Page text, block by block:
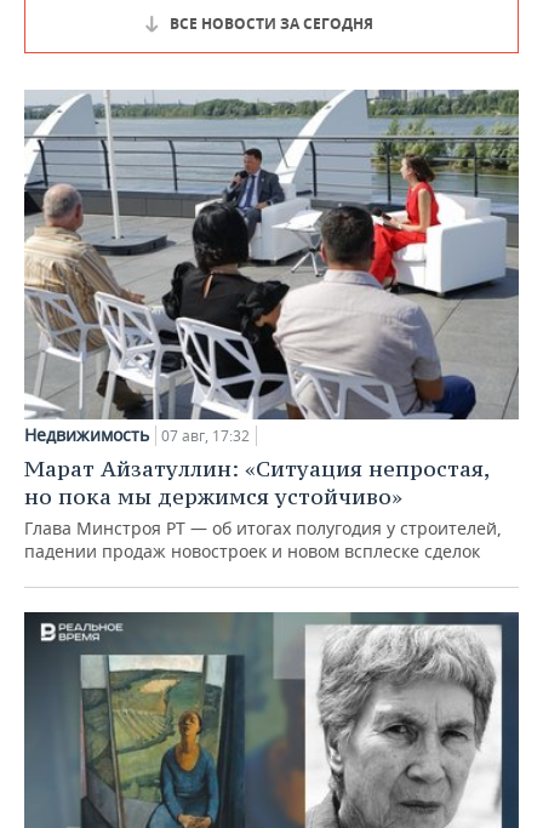
ВСЕ НОВОСТИ ЗА СЕГОДНЯ
Недвижимость 07 авг, 17:32
Марат Айзатуллин: «Ситуация непростая,
но пока мы держимся устойчиво»
Глава Минстроя РТ — об итогах полугодия у строителей,
падении продаж новостроек и новом всплеске сделок